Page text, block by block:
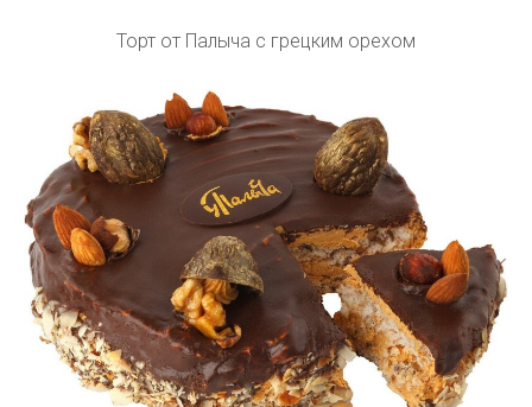
Торт от Палыча с грецким орехом